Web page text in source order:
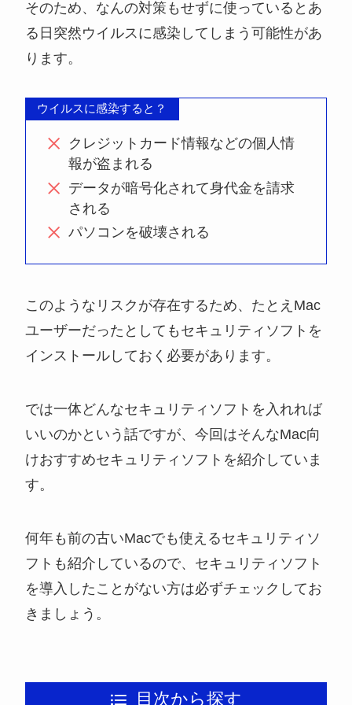
そのため、なんの対策もせずに使っているとあ
る日突然ウイルスに感染してしまう可能性があ
ります。
ウイルスに感染すると？
クレジットカード情報などの個人情
報が盗まれる
データが暗号化されて身代金を請求
される
パソコンを破壊される
このようなリスクが存在するため、たとえMac
ユーザーだったとしてもセキュリティソフトを
インストールしておく必要があります。
では一体どんなセキュリティソフトを入れれば
いいのかという話ですが、今回はそんなMac向
けおすすめセキュリティソフトを紹介していま
す。
何年も前の古いMacでも使えるセキュリティソ
フトも紹介しているので、セキュリティソフト
を導入したことがない方は必ずチェックしてお
きましょう。
目次から探す